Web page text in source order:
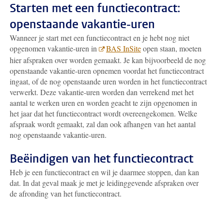
Starten met een functiecontract:
openstaande vakantie-uren
Wanneer je start met een functiecontract en je hebt nog niet
opgenomen vakantie-uren in
BAS InSiteopen staan, moeten
hier afspraken over worden gemaakt. Je kan bijvoorbeeld de nog
openstaande vakantie-uren opnemen voordat het functiecontract
ingaat, of de nog openstaande uren worden in het functiecontract
verwerkt. Deze vakantie-uren worden dan verrekend met het
aantal te werken uren en worden geacht te zijn opgenomen in
het jaar dat het functiecontract wordt overeengekomen. Welke
afspraak wordt gemaakt, zal dan ook afhangen van het aantal
nog openstaande vakantie-uren.
Beëindigen van het functiecontract
Heb je een functiecontract en wil je daarmee stoppen, dan kan
dat. In dat geval maak je met je leidinggevende afspraken over
de afronding van het functiecontract.